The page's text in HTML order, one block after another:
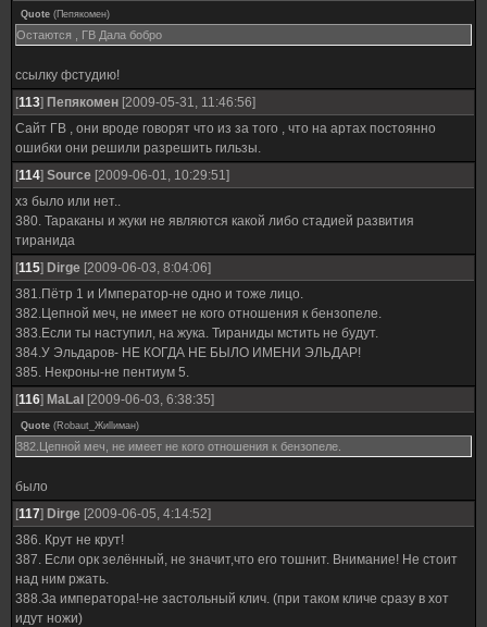
Quote (Пепякомен)
Остаются , ГВ Дала бобро
ссылку фстудию!
[113] Пепякомен [2009-05-31, 11:46:56]
Сайт ГВ , они вроде говорят что из за того , что на артах постоянно
ошибки они решили разрешить гильзы.
[114] Source [2009-06-01, 10:29:51]
хз было или нет..
380. Тараканы и жуки не являются какой либо стадией развития
тиранида
[115] Dirge [2009-06-03, 8:04:06]
381.Пётр 1 и Император-не одно и тоже лицо.
382.Цепной меч, не имеет не кого отношения к бензопеле.
383.Если ты наступил, на жука. Тираниды мстить не будут.
384.У Эльдаров- НЕ КОГДА НЕ БЫЛО ИМЕНИ ЭЛЬДАР!
385. Некроны-не пентиум 5.
[116] MaLal [2009-06-03, 6:38:35]
Quote (Robaut_Жиllиман)
382.Цепной меч, не имеет не кого отношения к бензопеле.
было
[117] Dirge [2009-06-05, 4:14:52]
386. Крут не крут!
387. Если орк зелённый, не значит,что его тошнит. Внимание! Не стоит
над ним ржать.
388.За императора!-не застольный клич. (при таком кличе сразу в хот
идут ножи)